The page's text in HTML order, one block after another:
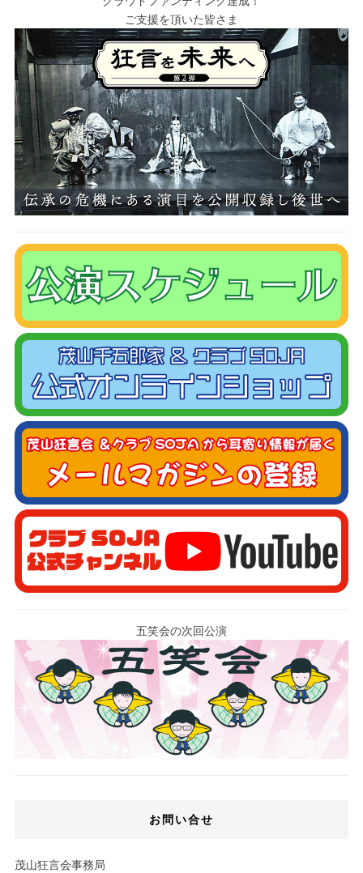
ご支援を頂いた皆さま
五笑会の次回公演
お問い合せ
茂山狂言会事務局